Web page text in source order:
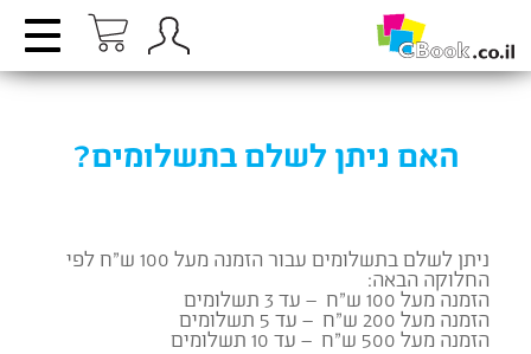
האם ניתן לשלם בתשלומים?
ניתן לשלם בתשלומים עבור הזמנה מעל 100 ש”ח לפי
החלוקה הבאה:
הזמנה מעל 100 ש”ח – עד 3 תשלומים
הזמנה מעל 200 ש”ח – עד 5 תשלומים
הזמנה מעל 500 ש”ח – עד 10 תשלומים